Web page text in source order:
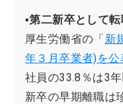
▪第二新卒として
厚生労働省の「新
年３月卒業者)を公
社員の33.8％は3
新卒の早期離職は